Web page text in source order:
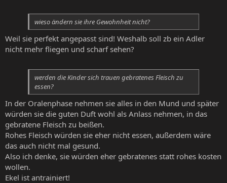
wieso ändern sie ihre Gewohnheit nicht?
Weil sie perfekt angepasst sind! Weshalb soll zb ein Adler
nicht mehr fliegen und scharf sehen?
werden die Kinder sich trauen gebratenes Fleisch zu
essen?
In der Oralenphase nehmen sie alles in den Mund und später
würden sie die guten Duft wohl als Anlass nehmen, in das
gebratene Fleisch zu beißen.
Rohes Fleisch würden sie eher nicht essen, außerdem wäre
das auch nicht mal gesund.
Also ich denke, sie würden eher gebratenes statt rohes kosten
wollen.
Ekel ist antrainiert!